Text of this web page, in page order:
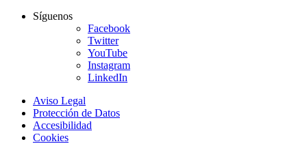
Síguenos
Facebook
Twitter
YouTube
Instagram
LinkedIn
Aviso Legal
Protección de Datos
Accesibilidad
Cookies